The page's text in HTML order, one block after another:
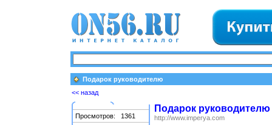
Подарок руководителю
<< назад
Просмотров:
1361
Подарок руководителю
http://www.imperya.com